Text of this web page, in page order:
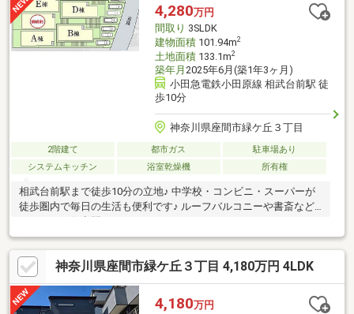
4,280万円
間取り 3SLDK
建物面積101.94m2
土地面積133.1m2
築年月 2025年6月(築1年3ヶ月)
小田急電鉄小田原線 相武台前駅 徒
歩10分
神奈川県座間市緑ケ丘３丁目
2階建て 都市ガス
駐車場あり
システムキッチン
浴室乾燥機 所有権
相武台前駅まで徒歩10分の立地♪ 中学校・コンビニ・スーパーが
徒歩圏内で毎日の生活も便利です♪ ルーフバルコニーや書斎など
神奈川県座間市緑ケ丘３丁目 4,180万円 4LDK
4,180万円